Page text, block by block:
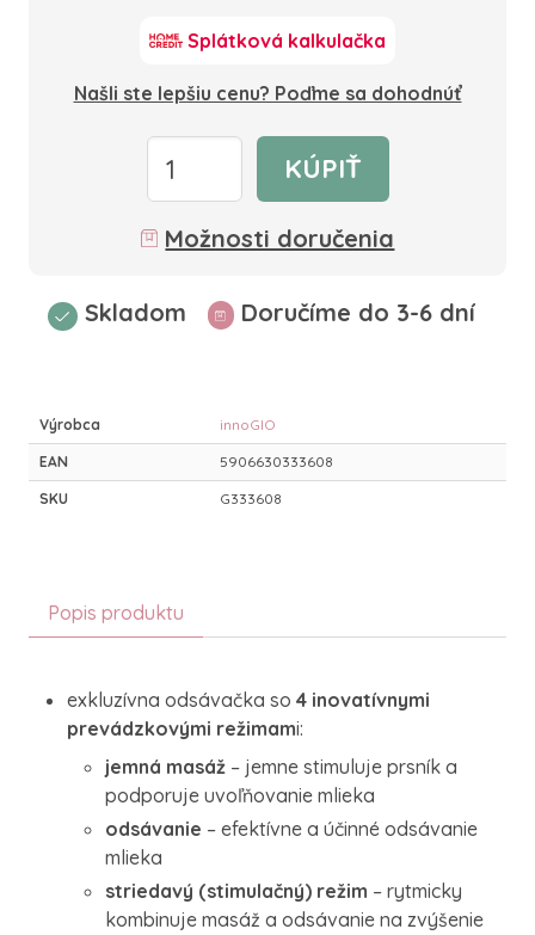
Splátková kalkulačka
Našli ste lepšiu cenu? Poďme sa dohodnúť
KÚPIŤ
Možnosti doručenia
Skladom Doručíme do 3-6 dní
Výrobca innoGIO
EAN 5906630333608
SKU G333608
Popis produktu
exkluzívna odsávačka so 4 inovatívnymi
prevádzkovými režimami:
jemná masáž – jemne stimuluje prsník a
podporuje uvoľňovanie mlieka
odsávanie – efektívne a účinné odsávanie
mlieka
striedavý (stimulačný) režim – rytmicky
kombinuje masáž a odsávanie na zvýšenie